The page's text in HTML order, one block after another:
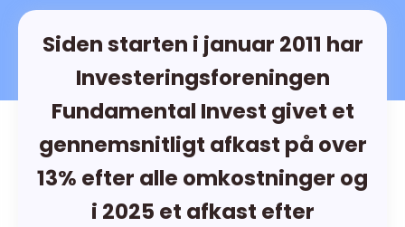
Siden starten i januar 2011 har
Investeringsforeningen
Fundamental Invest givet et
gennemsnitligt afkast på over
13% efter alle omkostninger og
i 2025 et afkast efter